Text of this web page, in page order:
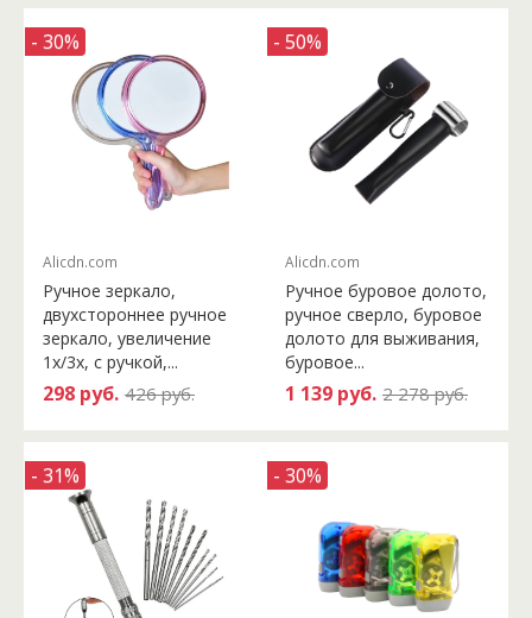
- 30%
Alicdn.com
Ручное зеркало,
двухстороннее ручное
зеркало, увеличение
1x/3x, с ручкой,...
298 руб. 426 руб.
- 50%
Alicdn.com
Ручное буровое долото,
ручное сверло, буровое
долото для выживания,
буровое...
1 139 руб. 2 278 руб.
- 31% - 30%